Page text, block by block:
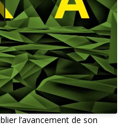
l’avancement de son